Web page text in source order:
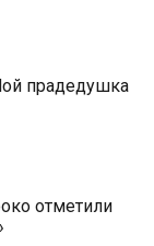
прадедушка
отметили